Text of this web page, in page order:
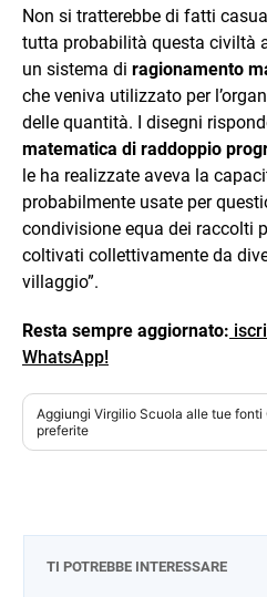
Non si tratterebbe di fatti
tutta probabilità questa civiltà
un sistema di ragionamento
che veniva utilizzato per
delle quantità. I disegni
matematica di raddoppio
le ha realizzate aveva la
probabilmente usate per
condivisione equa dei raccolti
coltivati ​​collettivamente da
villaggio”.
Resta sempre aggiornato:
WhatsApp!
Aggiungi Virgilio Scuola alle tue fonti
preferite
TI POTREBBE INTERESSARE